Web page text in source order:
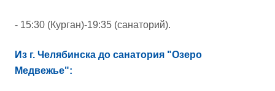
- 15:30 (Курган)-19:35 (санаторий).
Из г. Челябинска до санатория "Озеро
Медвежье":